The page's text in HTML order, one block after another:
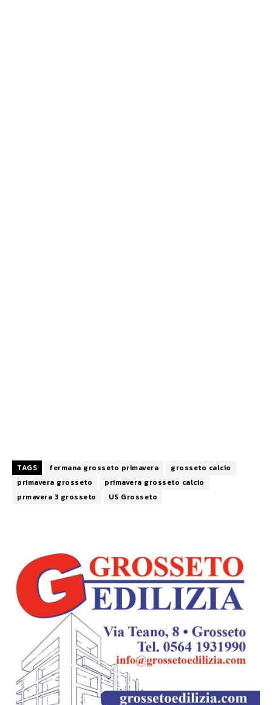
TAGS fermana grosseto primavera
grosseto calcio
primavera grosseto
primavera grosseto calcio
prmavera 3 grosseto
US Grosseto